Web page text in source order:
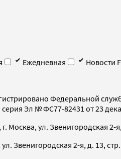
Ежедневная
Новости
Федеральной
Эл № ФС77-82431 от 23
Москва, ул. Звенигородская 2-
Звенигородская 2-я, д. 13,